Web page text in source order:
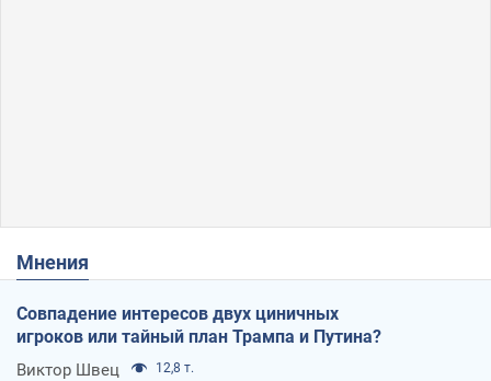
Мнения
Совпадение интересов двух циничных
игроков или тайный план Трампа и Путина?
Виктор Швец 12,8 т.